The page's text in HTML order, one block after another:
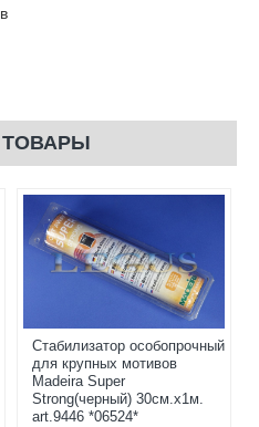
Стабилизатор особопрочный
для крупных мотивов
Madeira Super
Strong(черный) 30см.x1м.
art.9446 *06524*